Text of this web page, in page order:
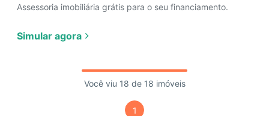
Assessoria imobiliária grátis para o seu financiamento.
Simular agora
Você viu 18 de 18 imóveis
1